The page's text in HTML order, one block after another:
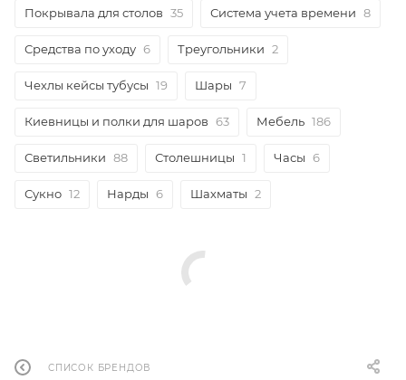
Покрывала для столов 35 Система учета времени 8
Средства по уходу 6 Треугольники 2
Чехлы кейсы тубусы 19 Шары 7
Киевницы и полки для шаров 63 Мебель 186
Светильники 88 Столешницы 1 Часы 6
Сукно 12 Нарды 6 Шахматы 2
СПИСОК БРЕНДОВ